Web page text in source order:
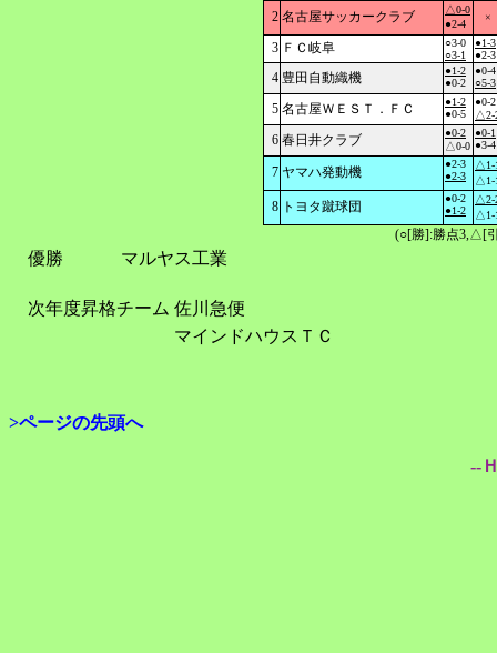
2 名古屋サッカークラブ
△0-0
●2-4
×
3 ＦＣ岐阜
○3-0
○3-1
●1-3
●2-3
4 豊田自動織機
●1-2
●0-2
●0-4
○5-3
5 名古屋ＷＥＳＴ．ＦＣ
●1-2
●0-5
●0-2
△2-
6 春日井クラブ
●0-2
△0-0
●0-1
●3-4
7 ヤマハ発動機
●2-3
●2-3
△1-
△1-
8 トヨタ蹴球団
●0-2
●1-2
△2-
△1-
(○[勝]:勝点3,△[
優勝 マルヤス工業
次年度昇格チーム 佐川急便
マインドハウスＴＣ
>ページの先頭へ
--